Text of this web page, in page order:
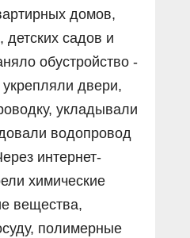
домов,
детских садов и
обустройство -
двери,
укладывали
водопровод
интернет-
химические
вещества,
полимерные